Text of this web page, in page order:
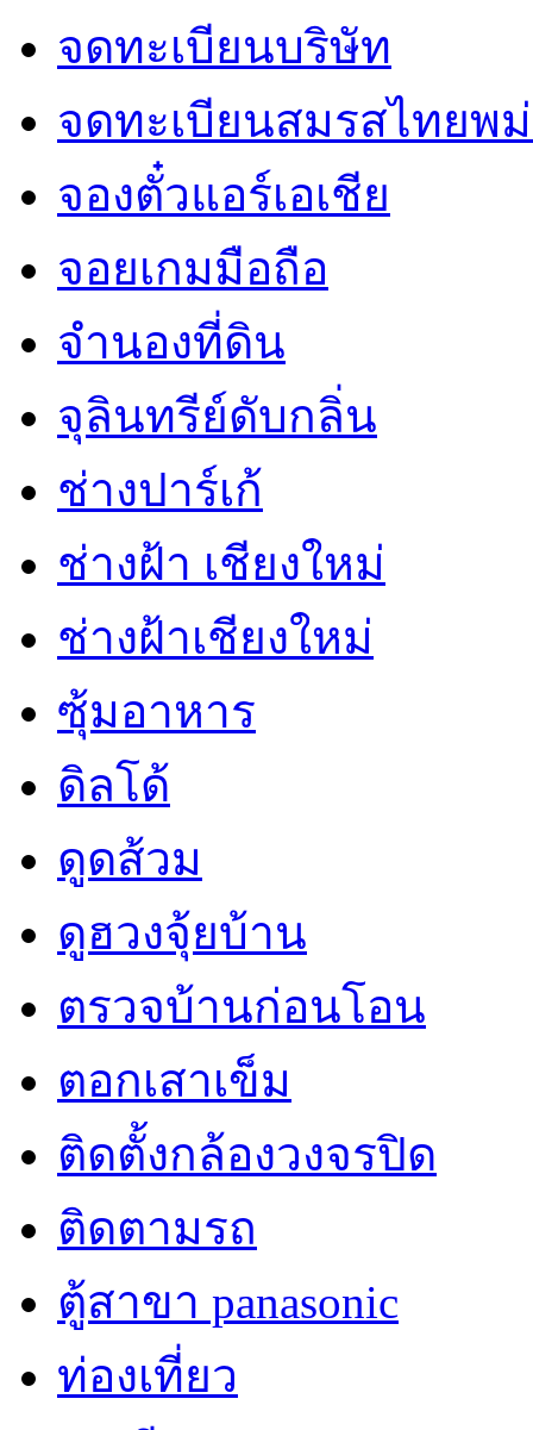
จดทะเบียนบริษัท
จดทะเบียนสมรสไทยพ
จองตั๋วแอร์เอเชีย
จอยเกมมือถือ
จำนองที่ดิน
จุลินทรีย์ดับกลิ่น
ช่างปาร์เก้
ช่างฝ้า เชียงใหม่
ช่างฝ้าเชียงใหม่
ซุ้มอาหาร
ดิลโด้
ดูดส้วม
ดูฮวงจุ้ยบ้าน
ตรวจบ้านก่อนโอน
ตอกเสาเข็ม
ติดตั้งกล้องวงจรปิด
ติดตามรถ
ตู้สาขา panasonic
ท่องเที่ยว